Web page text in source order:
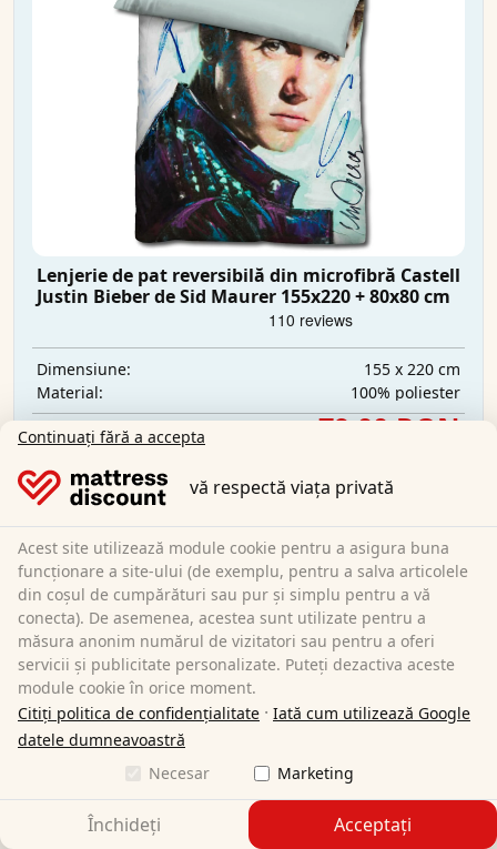
Lenjerie de pat reversibilă din microfibră Castell
Justin Bieber de Sid Maurer 155x220 + 80x80 cm
Dimensiune:
155 x 220 cm
Material:
100% poliester
Sale:139,00 RON79,00 RON
Transport gratuit
Disponibil imediat
Aflați mai multe
Continuați fără a accepta
vă respectă viața privată
Acest site utilizează module cookie pentru a asigura buna
funcționare a site-ului (de exemplu, pentru a salva articolele
din coșul de cumpărături sau pur și simplu pentru a vă
conecta). De asemenea, acestea sunt utilizate pentru a
măsura anonim numărul de vizitatori sau pentru a oferi
servicii și publicitate personalizate. Puteți dezactiva aceste
module cookie în orice moment.
Citiți politica de confidențialitate · Iată cum utilizează Google
datele dumneavoastră
Necesar
Marketing
Închideți Acceptați